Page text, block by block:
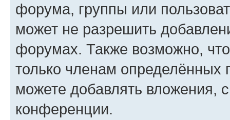
форума, группы или
может не разрешить
форумах. Также возможно,
только членам определённых
можете добавлять вложения,
конференции.